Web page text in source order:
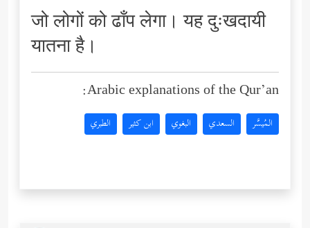
जो लोगों को ढाँप लेगा। यह दुःखदायी
यातना है।
Arabic explanations of the Qur’an:
المُيسَّر السعدي البغوي ابن كثير الطبري